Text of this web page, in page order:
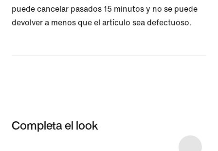
puede cancelar pasados 15 minutos y no se puede
devolver a menos que el artículo sea defectuoso.
Completa el look